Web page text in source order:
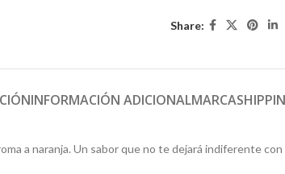
Share:
INFORMACIÓN ADICIONALMARCA
a naranja. Un sabor que no te dejará indiferente